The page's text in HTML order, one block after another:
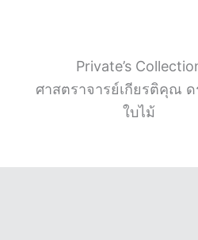
Private’s
ศาสตราจารย์เกียรติคุณ
ใบไม้